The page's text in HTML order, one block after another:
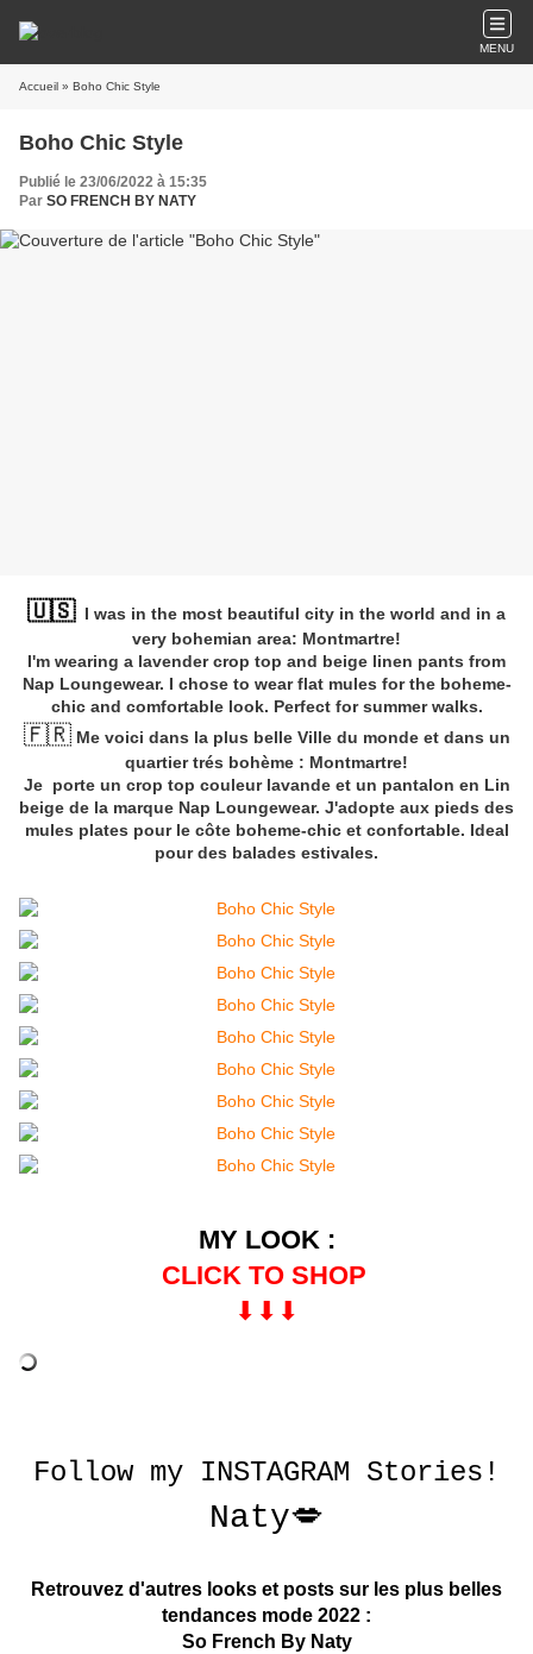
MENU
Accueil » Boho Chic Style
Boho Chic Style
Publié le 23/06/2022 à 15:35
Par SO FRENCH BY NATY
🇺🇸 I was in the most beautiful city in the world and in a
very bohemian area: Montmartre!
I'm wearing a lavender crop top and beige linen pants from
Nap Loungewear. I chose to wear flat mules for the boheme-
chic and comfortable look. Perfect for summer walks.
🇫🇷 Me voici dans la plus belle Ville du monde et dans un
quartier trés bohème : Montmartre!
Je porte un crop top couleur lavande et un pantalon en Lin
beige de la marque Nap Loungewear. J'adopte aux pieds des
mules plates pour le côte boheme-chic et confortable. Ideal
pour des balades estivales.
MY LOOK :
CLICK TO SHOP
⬇︎⬇︎⬇︎
Follow my INSTAGRAM Stories!
Naty💋
Retrouvez d'autres looks et posts sur les plus belles
tendances mode 2022 :
So French By Naty